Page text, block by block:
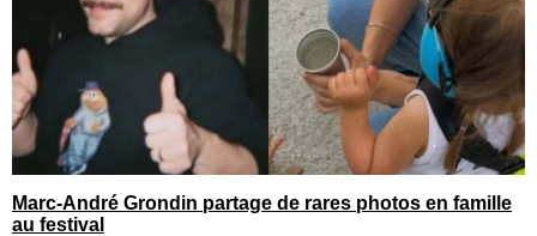
Marc-André Grondin partage de rares photos en famille
au festival